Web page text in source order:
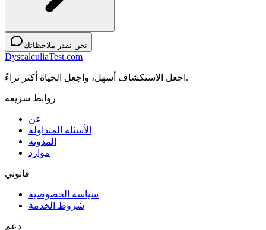
نحن نقدر ملاحظاتك
DyscalculiaTest.com
اجعل الاستكشاف أسهل، واجعل الحياة أكثر ثراءً.
روابط سريعة
عن
الأسئلة المتداولة
المدونة
موارد
قانوني
سياسة الخصوصية
شروط الخدمة
دعم